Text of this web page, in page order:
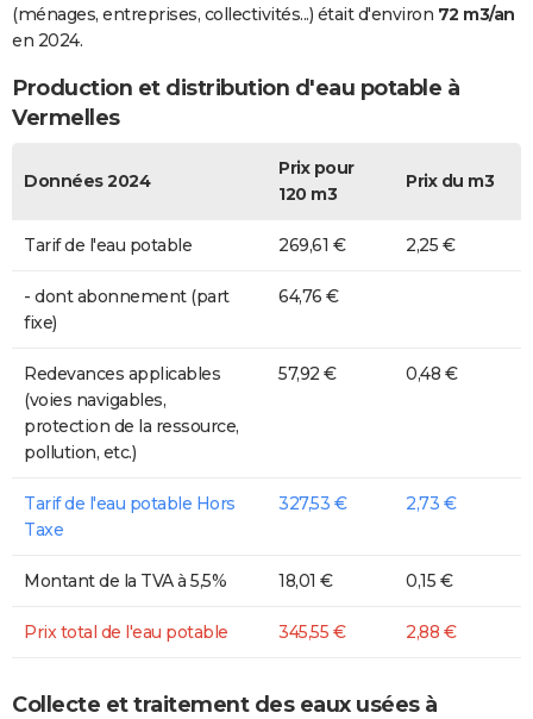
(ménages, entreprises, collectivités...) était d'environ 72 m3/an
en 2024.
Production et distribution d'eau potable à
Vermelles
Données 2024
Prix pour
120 m3
Prix du m3
Tarif de l'eau potable 269,61 € 2,25 €
- dont abonnement (part
fixe)
64,76 €
Redevances applicables
(voies navigables,
protection de la ressource,
pollution, etc.)
57,92 € 0,48 €
Tarif de l'eau potable Hors
Taxe
327,53 € 2,73 €
Montant de la TVA à 5,5% 18,01 € 0,15 €
Prix total de l'eau potable 345,55 € 2,88 €
Collecte et traitement des eaux usées à